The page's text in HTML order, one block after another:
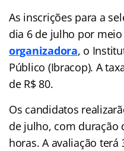
As inscrições para a
dia 6 de julho por
organizadora, o
Público (Ibracop). A
de R$ 80.
Os candidatos
de julho, com duração
horas. A avaliação terá